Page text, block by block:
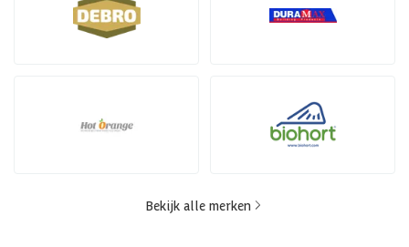
Bekijk alle merken